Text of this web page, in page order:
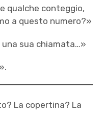
qualche conteggio,
a questo numero?»
sua chiamata…»
La copertina? La